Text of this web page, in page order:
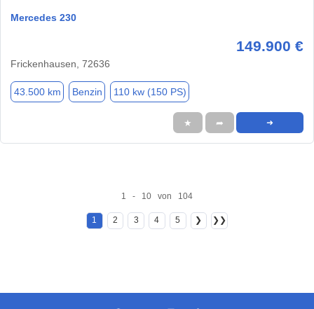
Mercedes 230
149.900 €
Frickenhausen, 72636
43.500 km Benzin 110 kw (150 PS)
★ ➦ ➜
1 - 10 von 104
1 2 3 4 5 ❯ ❯❯